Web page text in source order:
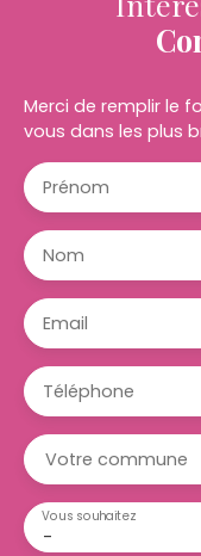
Merci de remplir le
vous dans les plus
Prénom
Nom
Email
Téléphone
Votre commune
-
Vous souhaitez